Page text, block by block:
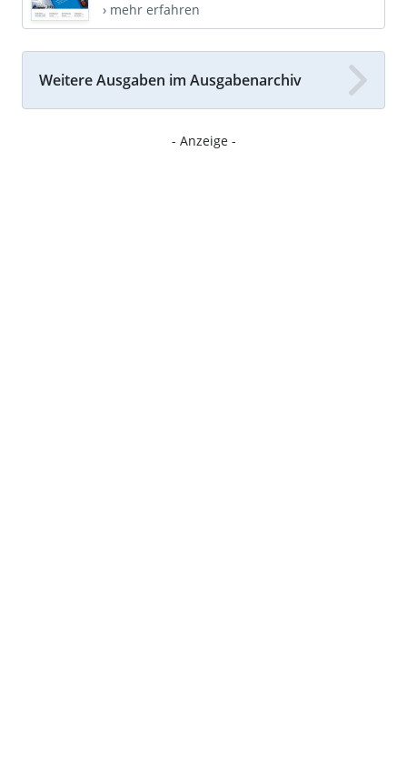
› mehr erfahren
Weitere Ausgaben im Ausgabenarchiv
- Anzeige -